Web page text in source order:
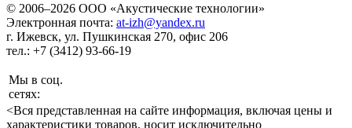
© 2006–2026 ООО «Акустические технологии»
Электронная почта: at-izh@yandex.ru
г. Ижевск, ул. Пушкинская 270, офис 206
тел.: +7 (3412) 93-66-19
Мы в соц.
сетях:
<Вся представленная на сайте информация, включая цены и
характеристики товаров, носит исключительно